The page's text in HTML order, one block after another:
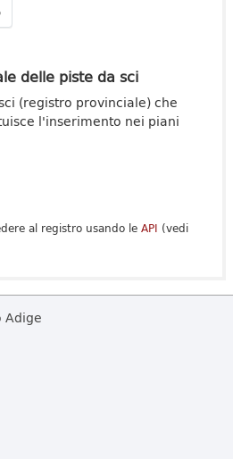
delle piste da sci
(registro provinciale) che
l'inserimento nei piani
al registro usando le API (vedi
Adige